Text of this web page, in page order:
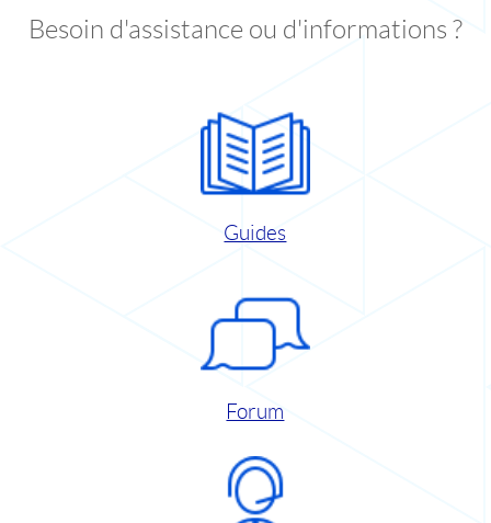
Besoin d'assistance ou d'informations ?
Guides
Forum